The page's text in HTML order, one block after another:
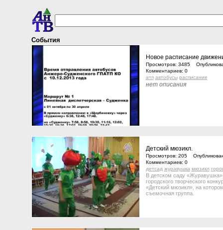
События
Новое расписание
Просмотров: 3485
Комментариев: 0
атп автобусы расписание
нет описания
Детский мюзикл.
Просмотров: 205
Комментариев: 0
детсад журавушка мюзикл
В детском саду
городского творческого
«Детский мюзикл», на
съемочная группа.